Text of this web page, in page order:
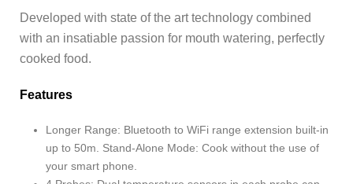
Developed with state of the art technology combined
with an insatiable passion for mouth watering, perfectly
cooked food.
Features
Longer Range: Bluetooth to WiFi range extension built-in
up to 50m. Stand-Alone Mode: Cook without the use of
your smart phone.